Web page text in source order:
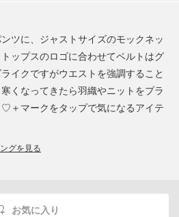
ツに、ジャストサイズのモックネッ
ップスのロゴに合わせてベルトはグ
イクですがウエストを強調すること
くなってきたら羽織やニットをプラ
＋マークをタップで気になるアイテ
グを見る
お気に入り